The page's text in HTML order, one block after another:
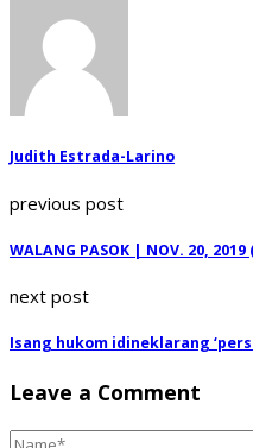
Judith Estrada-Larino
previous post
WALANG PASOK | NOV. 20, 2019
next post
Isang hukom idineklarang
Leave a Comment